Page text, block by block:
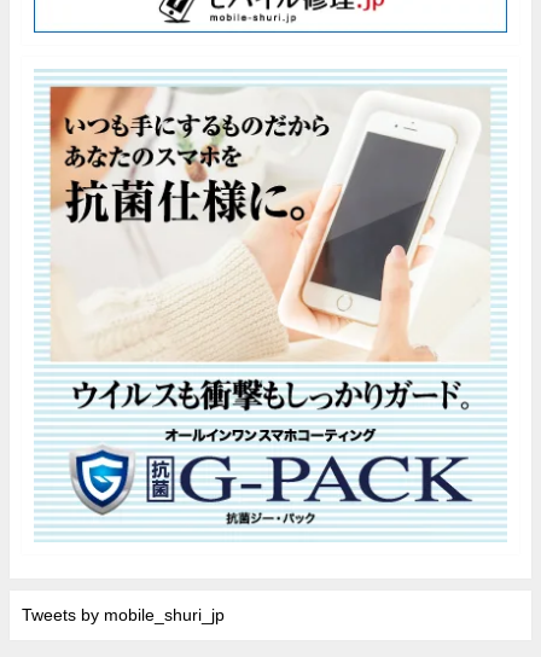
Tweets by mobile_shuri_jp